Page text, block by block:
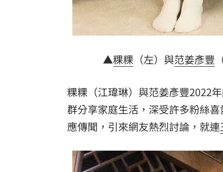
▲粿粿 （左）與范姜彥豐
粿粿（江瑋琳）與范姜彥豐2022
群分享家庭生活，深受許多粉絲
應傳聞，引來網友熱烈討論，就連